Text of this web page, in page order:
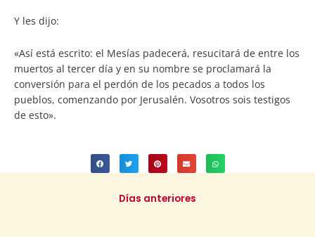
Y les dijo:
«Así está escrito: el Mesías padecerá, resucitará de entre los
muertos al tercer día y en su nombre se proclamará la
conversión para el perdón de los pecados a todos los
pueblos, comenzando por Jerusalén. Vosotros sois testigos
de esto».
Días anteriores